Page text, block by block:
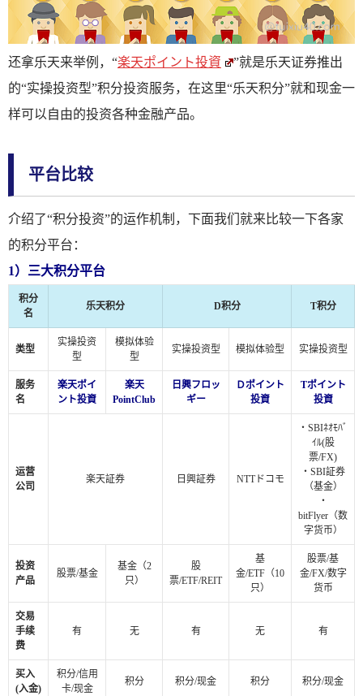
还拿乐天来举例，“楽天ポイント投資
”就是乐天证券推出
的“实操投资型”积分投资服务，在这里“乐天积分”就和现金一
样可以自由的投资各种金融产品。
平台比较
介绍了“积分投资”的运作机制，下面我们就来比较一下各家
的积分平台：
1）三大积分平台
积分
名
乐天积分 D积分 T积分
类型
实操投资
型
模拟体验
型
实操投资型 模拟体验型 实操投资型
服务
名
楽天ポイ
ント投資
楽天
PointClub
日興フロッ
ギー
Ｄポイント
投資
Tポイント
投資
运营
公司
楽天証券 日興証券 NTTドコモ
・SBIﾈｵﾓﾊﾞ
ｲﾙ(股
票/FX)
・SBI証券
（基金）
・
bitFlyer（数
字货币）
投资
产品
股票/基金
基金（2
只）
股
票/ETF/REIT
基
金/ETF（10
只）
股票/基
金/FX/数字
货币
交易
手续
费
有 无 有 无 有
买入
(入金)
积分/信用
卡/现金
积分 积分/现金 积分 积分/现金